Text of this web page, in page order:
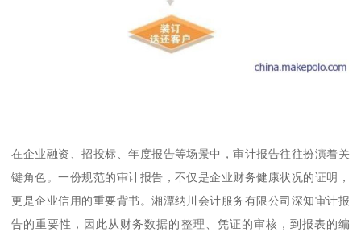
在企业融资、招投标、年度报告等场景中，审计报告往往扮演着关
键角色。一份规范的审计报告，不仅是企业财务健康状况的证明，
更是企业信用的重要背书。湘潭纳川会计服务有限公司深知审计报
告的重要性，因此从财务数据的整理、凭证的审核，到报表的编